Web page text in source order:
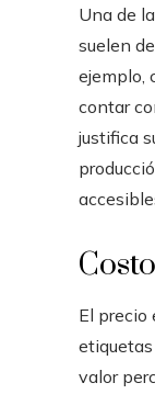
Una de
suelen
ejemplo,
contar
justifica
El precio
valor